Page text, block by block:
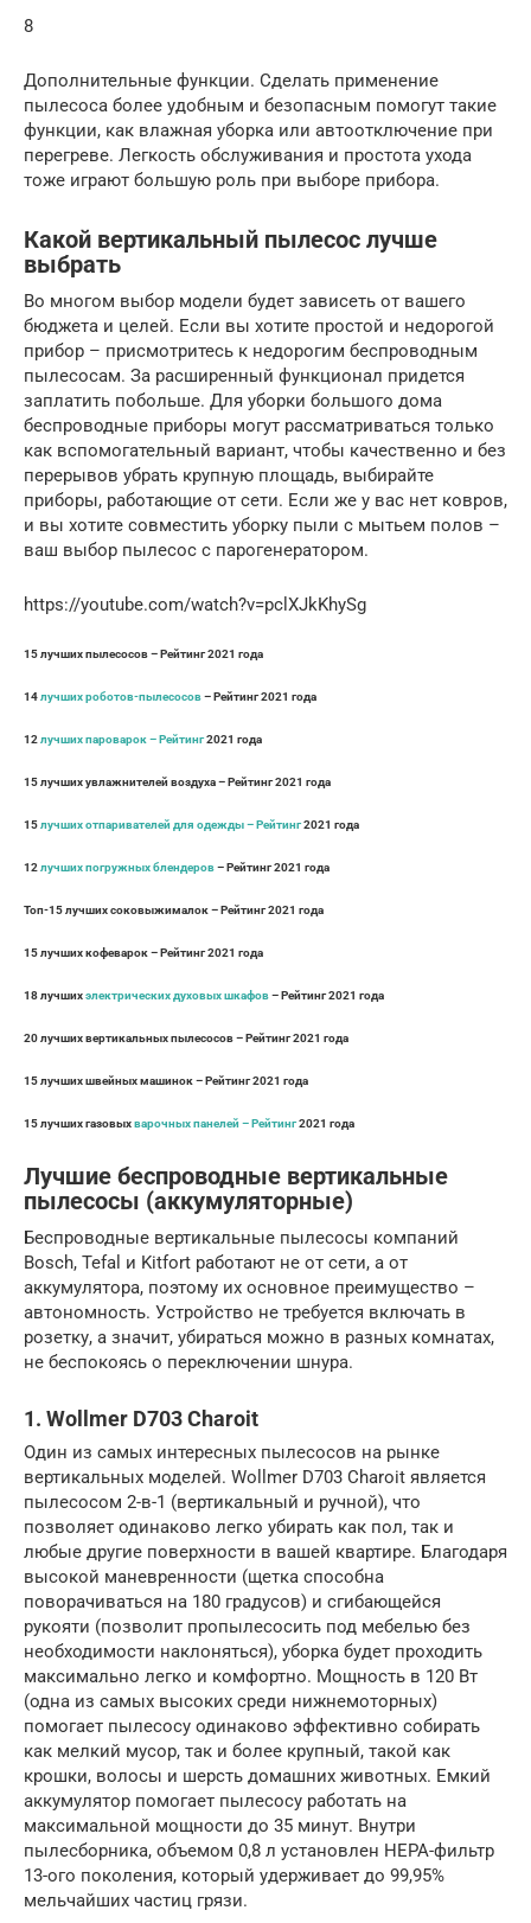
8
Дополнительные функции. Сделать применение
пылесоса более удобным и безопасным помогут такие
функции, как влажная уборка или автоотключение при
перегреве. Легкость обслуживания и простота ухода
тоже играют большую роль при выборе прибора.
Какой вертикальный пылесос лучше
выбрать
Во многом выбор модели будет зависеть от вашего
бюджета и целей. Если вы хотите простой и недорогой
прибор – присмотритесь к недорогим беспроводным
пылесосам. За расширенный функционал придется
заплатить побольше. Для уборки большого дома
беспроводные приборы могут рассматриваться только
как вспомогательный вариант, чтобы качественно и без
перерывов убрать крупную площадь, выбирайте
приборы, работающие от сети. Если же у вас нет ковров,
и вы хотите совместить уборку пыли с мытьем полов –
ваш выбор пылесос с парогенератором.
https://youtube.com/watch?v=pclXJkKhySg
15 лучших пылесосов – Рейтинг 2021 года
14лучших роботов-пылесосов– Рейтинг 2021 года
12 лучших пароварок – Рейтинг2021 года
15 лучших увлажнителей воздуха – Рейтинг 2021 года
15лучших отпаривателей для одежды – Рейтинг2021 года
12 лучших погружных блендеров– Рейтинг 2021 года
Топ-15 лучших соковыжималок – Рейтинг 2021 года
15 лучших кофеварок – Рейтинг 2021 года
18 лучшихэлектрических духовых шкафов– Рейтинг 2021 года
20 лучших вертикальных пылесосов – Рейтинг 2021 года
15 лучших швейных машинок – Рейтинг 2021 года
15 лучших газовыхварочных панелей – Рейтинг2021 года
Лучшие беспроводные вертикальные
пылесосы (аккумуляторные)
Беспроводные вертикальные пылесосы компаний
Bosch, Tefal и Kitfort работают не от сети, а от
аккумулятора, поэтому их основное преимущество –
автономность. Устройство не требуется включать в
розетку, а значит, убираться можно в разных комнатах,
не беспокоясь о переключении шнура.
1. Wollmer D703 Charoit
Один из самых интересных пылесосов на рынке
вертикальных моделей. Wollmer D703 Charoit является
пылесосом 2-в-1 (вертикальный и ручной), что
позволяет одинаково легко убирать как пол, так и
любые другие поверхности в вашей квартире. Благодаря
высокой маневренности (щетка способна
поворачиваться на 180 градусов) и сгибающейся
рукояти (позволит пропылесосить под мебелью без
необходимости наклоняться), уборка будет проходить
максимально легко и комфортно. Мощность в 120 Вт
(одна из самых высоких среди нижнемоторных)
помогает пылесосу одинаково эффективно собирать
как мелкий мусор, так и более крупный, такой как
крошки, волосы и шерсть домашних животных. Емкий
аккумулятор помогает пылесосу работать на
максимальной мощности до 35 минут. Внутри
пылесборника, объемом 0,8 л установлен HEPA-фильтр
13-ого поколения, который удерживает до 99,95%
мельчайших частиц грязи.